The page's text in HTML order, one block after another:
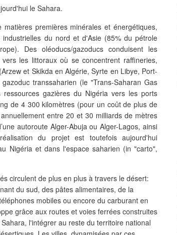
le Sahara.
premières minérales et énergétiques,
du nord et d'Asie(85% du pétrole
. Des oléoducs/gazoducs conduisent les
les littoraux où se concentrent raffineries,
et Skikda en Algérie, Syrte en Libye, Port-
transsaharien (le "Trans-Saharan Gas
gazières du Nigéria vers les ports
de 4 300 kilomètres (pour un coût deplus de
entre 20 et 30 milliards de mètres
autoroute Alger-Abuja ou Alger-Lagos, ainsi
du projet est toutefois aujourd'hui
Nigéria et dans l'espace saharien (in "carto",
circulent de plus en plus à travers le désert:
du sud, des pâtes alimentaires, de la
mobiles ou encore du carburant en
grâce aux routes et voies ferrées construites
l'intégrer au reste du territoire national